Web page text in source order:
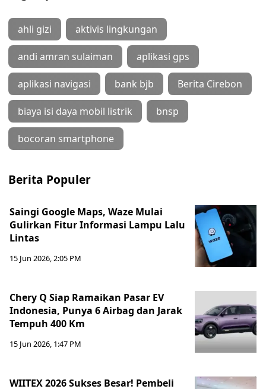
ahli gizi aktivis lingkungan
andi amran sulaiman aplikasi gps
aplikasi navigasi bank bjb Berita Cirebon
biaya isi daya mobil listrik bnsp
bocoran smartphone
Berita Populer
Saingi Google Maps, Waze Mulai
Gulirkan Fitur Informasi Lampu Lalu
Lintas
15 Jun 2026, 2:05 PM
Chery Q Siap Ramaikan Pasar EV
Indonesia, Punya 6 Airbag dan Jarak
Tempuh 400 Km
15 Jun 2026, 1:47 PM
WIITEX 2026 Sukses Besar! Pembeli